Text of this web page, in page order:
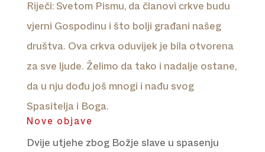
Riječi: Svetom Pismu, da članovi crkve budu
vjerni Gospodinu i što bolji građani našeg
društva. Ova crkva oduvijek je bila otvorena
za sve ljude. Želimo da tako i nadalje ostane,
da u nju dođu još mnogi i nađu svog
Spasitelja i Boga.
Nove objave
Dvije utjehe zbog Božje slave u spasenju